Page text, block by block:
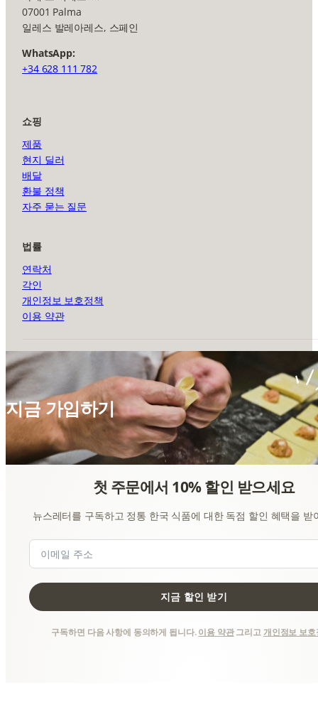
07001 Palma
일레스 발레아레스, 스페인
WhatsApp:
+34 628 111 782
쇼핑
제품
현지 딜러
배달
환불 정책
자주 묻는 질문
법률
연락처
각인
개인정보 보호정책
이용 약관
지금 가입하기
첫 주문에서 10% 할인 받으세요
뉴스레터를 구독하고 정통 한국 식품에 대한 독점 할인 혜택을 받
지금 할인 받기
구독하면 다음 사항에 동의하게 됩니다.이용 약관그리고 개인정보 보